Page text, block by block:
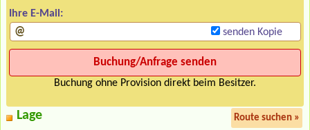
Ihre E-Mail:
senden Kopie
Buchung ohne Provision direkt beim Besitzer.
Lage Route suchen »